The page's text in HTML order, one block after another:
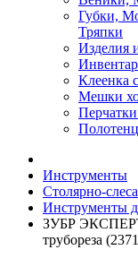
Губки,
Тряпки
Изделия
Клеенка
Мешки
Инструменты
Столярно-
Инструменты
ЗУБР
трубореза